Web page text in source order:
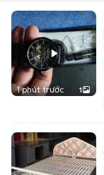
1 phút trước 1